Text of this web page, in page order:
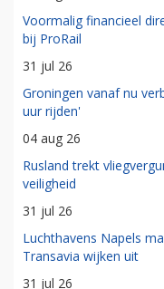
Voormalig financieel
bij ProRail
31 jul 26
Groningen vanaf nu
uur rijden'
04 aug 26
Rusland trekt
veiligheid
31 jul 26
Luchthavens Napels
Transavia wijken uit
31 jul 26